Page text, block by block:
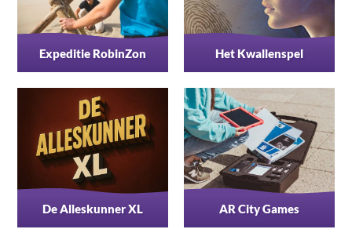
Expeditie RobinZon Het Kwallenspel
De Alleskunner XL AR City Games